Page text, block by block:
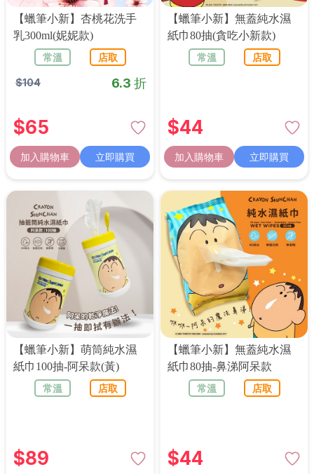
【蠟筆小新】杏桃花洗手
乳300ml(妮妮款)
常溫
店取
$104 6.3 折
$65
加入購物車 立即購買
【蠟筆小新】無蓋純水濕
紙巾80抽(貪吃小新款)
常溫
店取
$44
加入購物車 立即購買
【蠟筆小新】萌筒純水濕
紙巾100抽-阿呆款(黃)
常溫
店取
$89
【蠟筆小新】無蓋純水濕
紙巾80抽-鼻涕阿呆款
常溫
店取
$44